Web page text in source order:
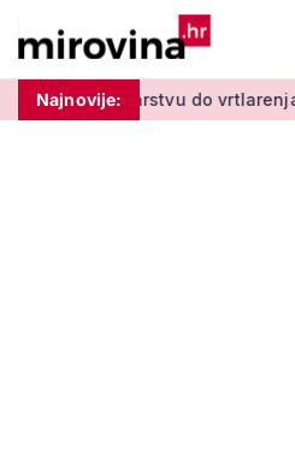
Najnovije:
vrtlarenja i plesa: 'Da starije